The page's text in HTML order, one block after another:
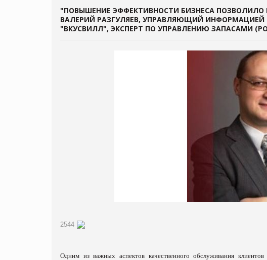
"ПОВЫШЕНИЕ ЭФФЕКТИВНОСТИ БИЗНЕСА ПОЗВОЛИЛО
ВАЛЕРИЙ РАЗГУЛЯЕВ, УПРАВЛЯЮЩИЙ ИНФОРМАЦИЕЙ
"ВКУСВИЛЛ", ЭКСПЕРТ ПО УПРАВЛЕНИЮ ЗАПАСАМИ
2544
Одним из важных аспектов качественного обслуживания